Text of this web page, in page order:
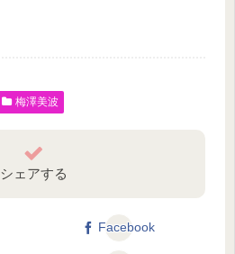
梅澤美波
シェアする
Facebook